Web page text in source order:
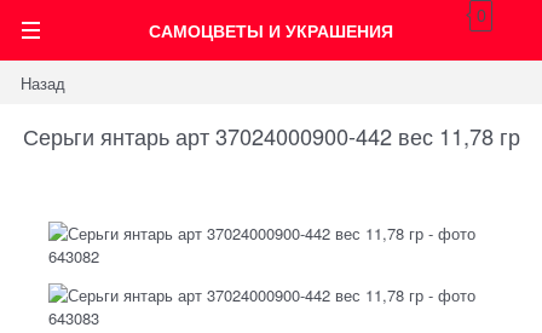
САМОЦВЕТЫ И УКРАШЕНИЯ
0
Назад
Серьги янтарь арт 37024000900-442 вес 11,78 гр